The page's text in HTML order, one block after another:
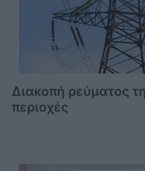
Διακοπή ρεύματος
περιοχές